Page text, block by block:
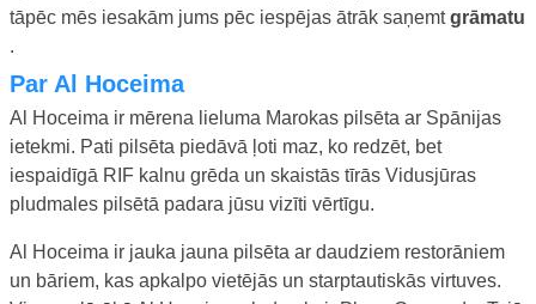
tāpēc mēs iesakām jums pēc iespējas ātrāk saņemtgrāmatu
.
Par Al Hoceima
Al Hoceima ir mērena lieluma Marokas pilsēta ar Spānijas
ietekmi. Pati pilsēta piedāvā ļoti maz, ko redzēt, bet
iespaidīgā RIF kalnu grēda un skaistās tīrās Vidusjūras
pludmales pilsētā padara jūsu vizīti vērtīgu.
Al Hoceima ir jauka jauna pilsēta ar daudziem restorāniem
un bāriem, kas apkalpo vietējās un starptautiskās virtuves.